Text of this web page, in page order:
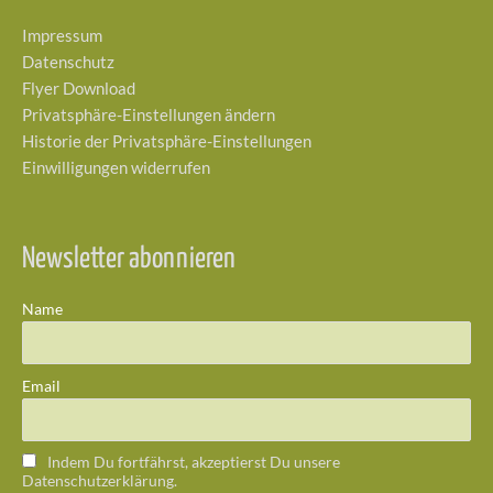
Impressum
Datenschutz
Flyer Download
Privatsphäre-Einstellungen ändern
Historie der Privatsphäre-Einstellungen
Einwilligungen widerrufen
Newsletter abonnieren
Name
Email
Indem Du fortfährst, akzeptierst Du unsere
Datenschutzerklärung.